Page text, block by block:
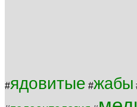
#ядовитые #жабы